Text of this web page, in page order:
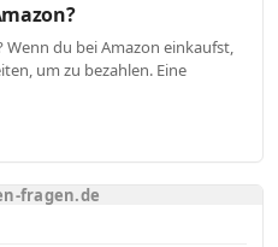
du bei Amazon einkaufst,
um zu bezahlen. Eine
fragen.de